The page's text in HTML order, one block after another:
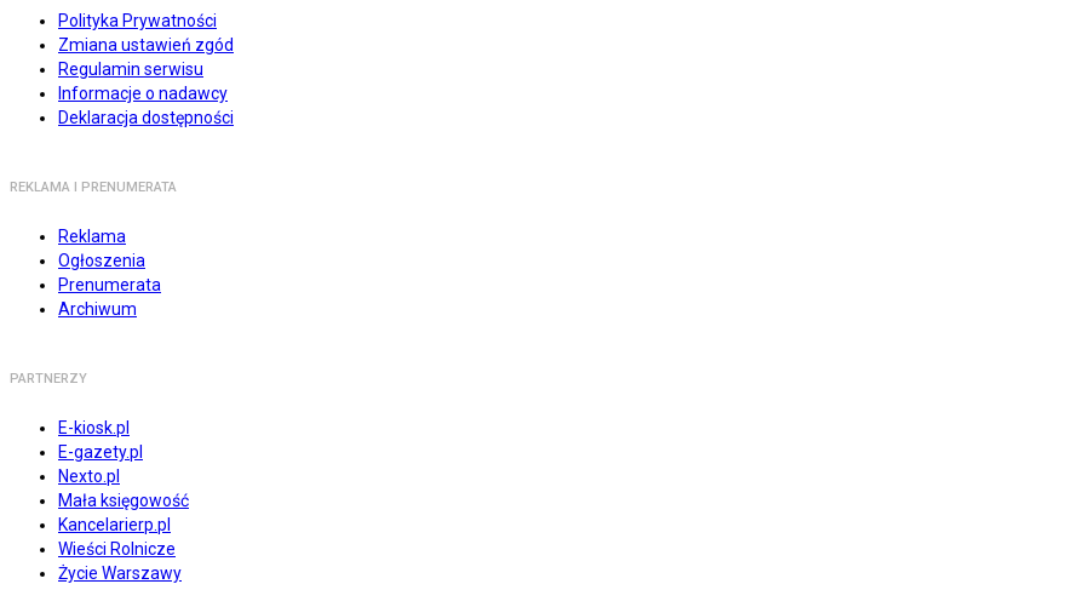
Polityka Prywatności
Zmiana ustawień zgód
Regulamin serwisu
Informacje o nadawcy
Deklaracja dostępności
REKLAMA I PRENUMERATA
Reklama
Ogłoszenia
Prenumerata
Archiwum
PARTNERZY
E-kiosk.pl
E-gazety.pl
Nexto.pl
Mała księgowość
Kancelarierp.pl
Wieści Rolnicze
Życie Warszawy